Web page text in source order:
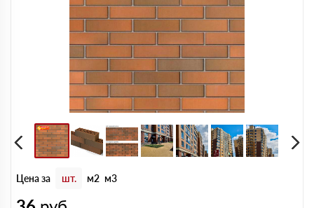
Цена за шт. м2 м3